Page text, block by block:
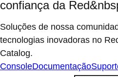
confiança da
Soluções de nossa
tecnologias inovadoras no
Catalog.
ConsoleDocumentação